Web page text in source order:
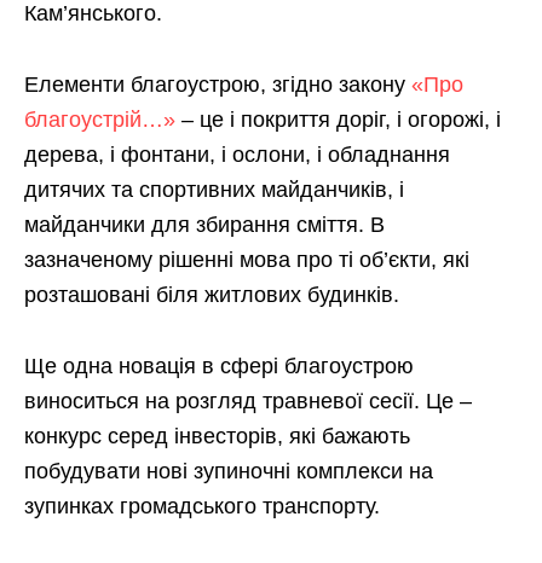
Кам’янського.
Елементи благоустрою, згідно закону «Про
благоустрій…» – це і покриття доріг, і огорожі, і
дерева, і фонтани, і ослони, і обладнання
дитячих та спортивних майданчиків, і
майданчики для збирання сміття. В
зазначеному рішенні мова про ті об’єкти, які
розташовані біля житлових будинків.
Ще одна новація в сфері благоустрою
виноситься на розгляд травневої сесії. Це –
конкурс серед інвесторів, які бажають
побудувати нові зупиночні комплекси на
зупинках громадського транспорту.